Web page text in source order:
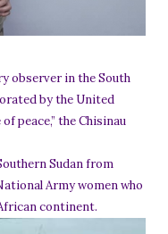
observer in the South
by the United
peace,” the Chisinau
Sudan from
Army women who
continent.